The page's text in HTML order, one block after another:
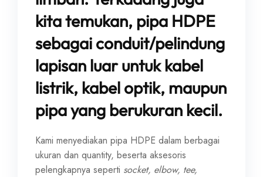
kita temukan, pipa HDPE
sebagai conduit/pelindung
lapisan luar untuk kabel
listrik, kabel optik, maupun
pipa yang berukuran kecil.
Kami menyediakan pipa HDPE dalam berbagai
ukuran dan quantity, beserta aksesoris
pelengkapnya seperti socket, elbow, tee,